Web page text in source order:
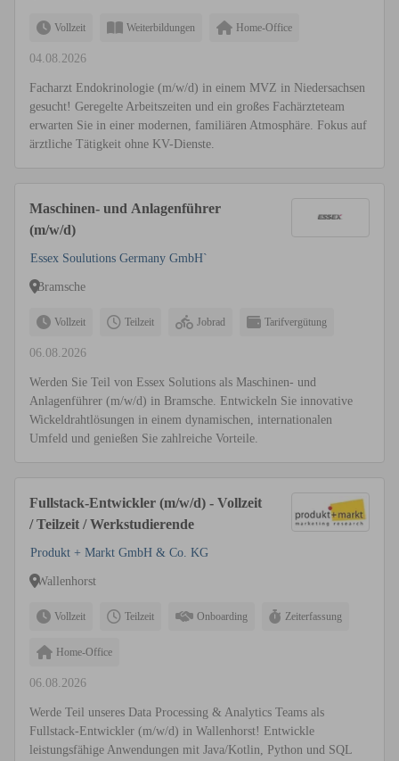
Vollzeit Weiterbildungen Home-Office
04.08.2026
Facharzt Endokrinologie (m/w/d) in einem MVZ in Niedersachsen
gesucht! Geregelte Arbeitszeiten und ein großes Fachärzteteam
erwarten Sie in einer modernen, familiären Atmosphäre. Fokus auf
ärztliche Tätigkeit ohne KV-Dienste.
Maschinen- und Anlagenführer
(m/w/d)
Essex Soulutions Germany GmbH`
Bramsche
Vollzeit Teilzeit Jobrad Tarifvergütung
06.08.2026
Werden Sie Teil von Essex Solutions als Maschinen- und
Anlagenführer (m/w/d) in Bramsche. Entwickeln Sie innovative
Wickeldrahtlösungen in einem dynamischen, internationalen
Umfeld und genießen Sie zahlreiche Vorteile.
Fullstack-Entwickler (m/w/d) - Vollzeit
/ Teilzeit / Werkstudierende
Produkt + Markt GmbH & Co. KG
Wallenhorst
Vollzeit Teilzeit Onboarding Zeiterfassung
Home-Office
06.08.2026
Werde Teil unseres Data Processing & Analytics Teams als
Fullstack-Entwickler (m/w/d) in Wallenhorst! Entwickle
leistungsfähige Anwendungen mit Java/Kotlin, Python und SQL